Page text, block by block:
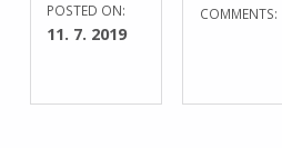
POSTED ON:
11. 7. 2019
COMMENTS: